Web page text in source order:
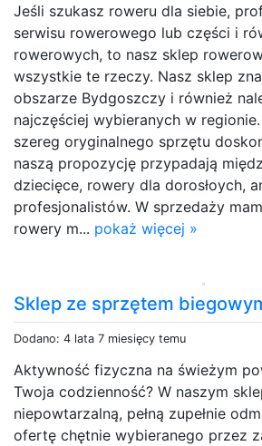
Jeśli szukasz roweru dla siebie,
serwisu rowerowego lub części i
rowerowych, to nasz sklep
wszystkie te rzeczy. Nasz sklep
obszarze Bydgoszczy i również
najczęściej wybieranych w regionie.
szereg oryginalnego sprzętu
naszą propozycję przypadają
dziecięce, rowery dla dorosłoych,
profesjonalistów. W sprzedaży
rowery m... pokaż więcej »
Sklep ze sprzętem
Dodano: 4 lata 7 miesięcy temu
Aktywność fizyczna na świeżym
Twoja codzienność? W naszym
niepowtarzalną, pełną zupełnie
ofertę chętnie wybieranego przez